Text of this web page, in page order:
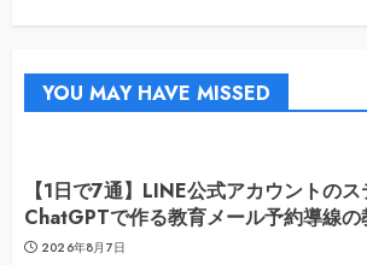
YOU MAY HAVE MISSED
【1日で7通】LINE公式アカウントの
ChatGPTで作る教育メール予約導線の
2026年8月7日